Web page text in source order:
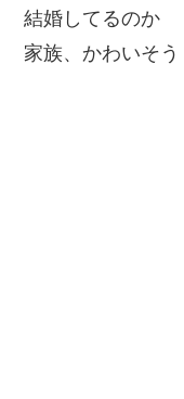
結婚してるのか
家族、かわいそう